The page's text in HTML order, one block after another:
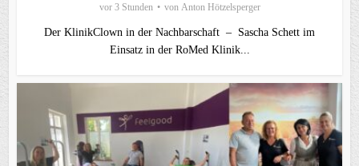
vor 3 Stunden von Anton Hötzelsperger
Der KlinikClown in der Nachbarschaft – Sascha Schett im
Einsatz in der RoMed Klinik...